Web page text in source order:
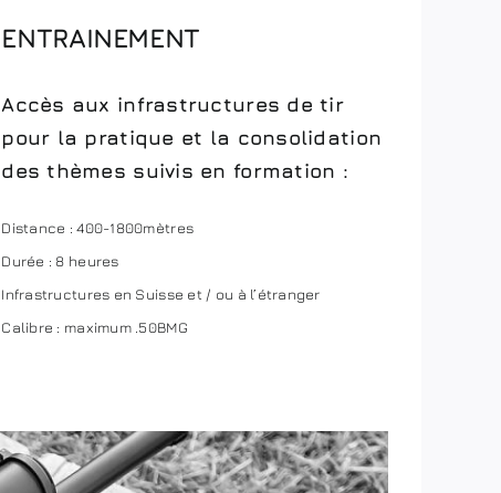
ENTRAINEMENT
Accès aux infrastructures de tir
pour la pratique et la consolidation
des thèmes suivis en formation :
Distance : 400-1800mètres
Durée : 8 heures
Infrastructures en Suisse et / ou à l’étranger
Calibre : maximum .50BMG